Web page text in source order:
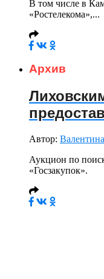
В том числе в
«Ростелекома»,...
Архив
Автор:
Аукцион по
«Госзакупок».